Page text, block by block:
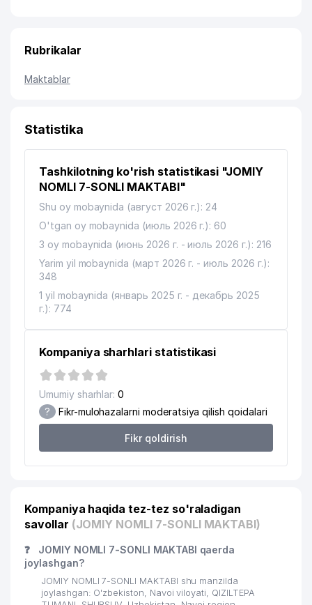
Rubrikalar
Maktablar
Statistika
Tashkilotning ko'rish statistikasi "JOMIY
NOMLI 7-SONLI MAKTABI"
Shu oy mobaynida (август 2026 г.): 24
O'tgan oy mobaynida (июль 2026 г.): 60
3 oy mobaynida (июнь 2026 г. - июль 2026 г.): 216
Yarim yil mobaynida (март 2026 г. - июль 2026 г.):
348
1 yil mobaynida (январь 2025 г. - декабрь 2025
г.): 774
Kompaniya sharhlari statistikasi
Umumiy sharhlar: 0
? Fikr-mulohazalarni moderatsiya qilish qoidalari
Fikr qoldirish
Kompaniya haqida tez-tez so'raladigan
savollar (JOMIY NOMLI 7-SONLI MAKTABI)
❓
JOMIY NOMLI 7-SONLI MAKTABI qaerda
joylashgan?
JOMIY NOMLI 7-SONLI MAKTABI shu manzilda
joylashgan: O'zbekiston, Navoi viloyati, QIZILTEPA